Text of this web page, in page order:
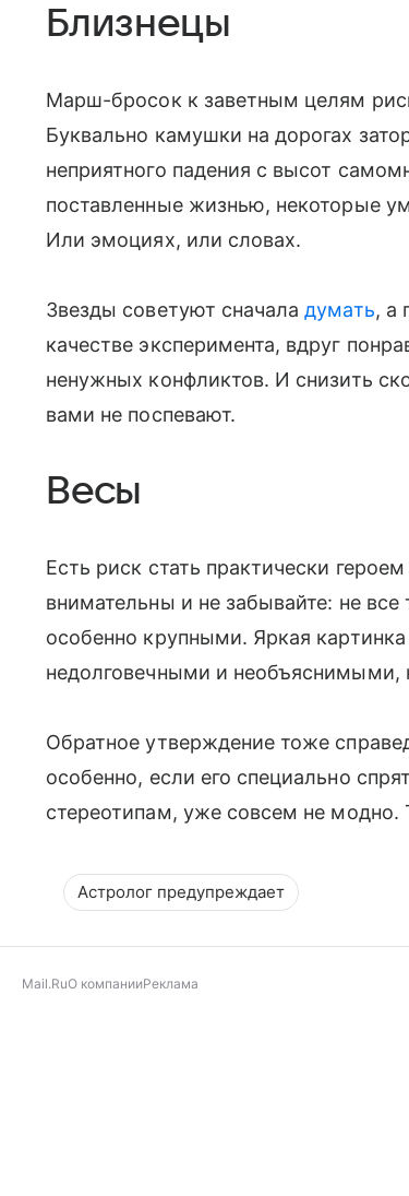
Близнецы
Марш-бросок к заветным целям
Буквально камушки на дорогах
неприятного падения с высот
поставленные жизнью, некоторые
Или эмоциях, или словах.
Звезды советуют сначаладумать, а
качестве эксперимента, вдруг
ненужных конфликтов. И снизить
вами не поспевают.
Весы
Есть риск стать практически
внимательны и не забывайте: не
особенно крупными. Яркая
недолговечными и необъяснимыми,
Обратное утверждение тоже
особенно, если его специально
стереотипам, уже совсем не модно.
Астролог предупреждает
Mail.RuО компанииРеклама